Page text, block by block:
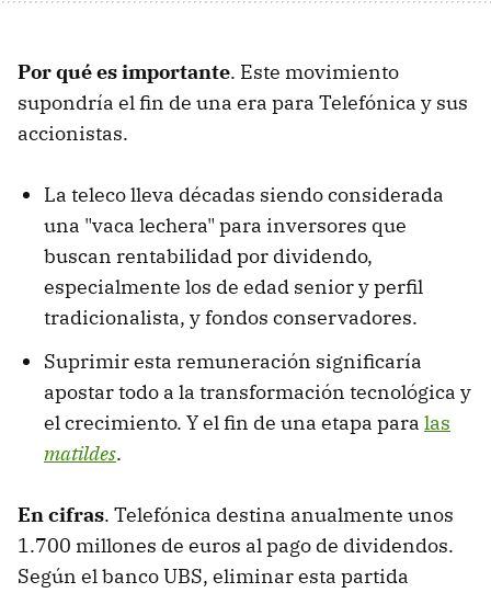
Por qué es importante. Este movimiento
supondría el fin de una era para Telefónica y sus
accionistas.
La teleco lleva décadas siendo considerada
una "vaca lechera" para inversores que
buscan rentabilidad por dividendo,
especialmente los de edad senior y perfil
tradicionalista, y fondos conservadores.
Suprimir esta remuneración significaría
apostar todo a la transformación tecnológica y
el crecimiento. Y el fin de una etapa para las
matildes.
En cifras. Telefónica destina anualmente unos
1.700 millones de euros al pago de dividendos.
Según el banco UBS, eliminar esta partida